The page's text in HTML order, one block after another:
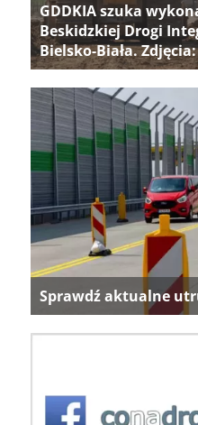
GDDKIA szuka
Beskidzkiej Drogi
Bielsko-Biała.
Sprawdź aktualne